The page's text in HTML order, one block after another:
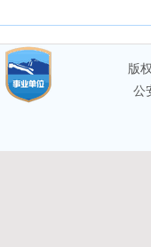
版
公